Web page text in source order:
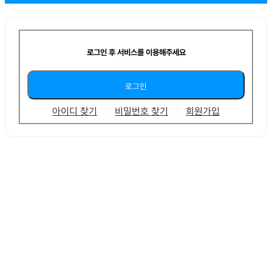
로그인 후 서비스를 이용해주세요
아이디 찾기 비밀번호 찾기 회원가입